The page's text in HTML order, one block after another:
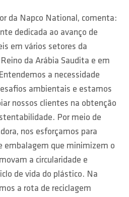
da Napco National, comenta:
dedicada ao avanço de
​​em vários setores da
da Arábia Saudita e em
a necessidade
ambientais e estamos
nossos clientes na obtenção
Por meio de
nos esforçamos para
embalagem que minimizem o
a circularidade e
de vida do plástico. Na
a rota de reciclagem